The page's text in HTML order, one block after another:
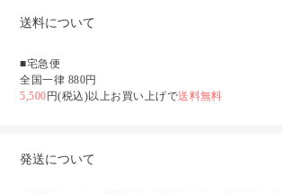
送料について
■宅急便
全国一律 880円
5,500 円(税込)以上お買い上げで送料無料
発送について